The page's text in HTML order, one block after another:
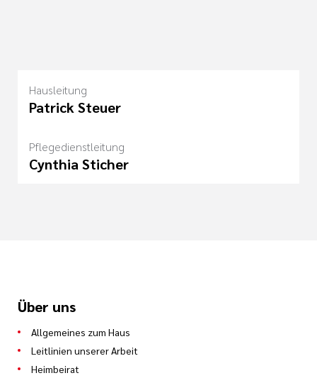
Hausleitung
Patrick Steuer
Pflegedienstleitung
Cynthia Sticher
Über uns
Allgemeines zum Haus
Leitlinien unserer Arbeit
Heimbeirat